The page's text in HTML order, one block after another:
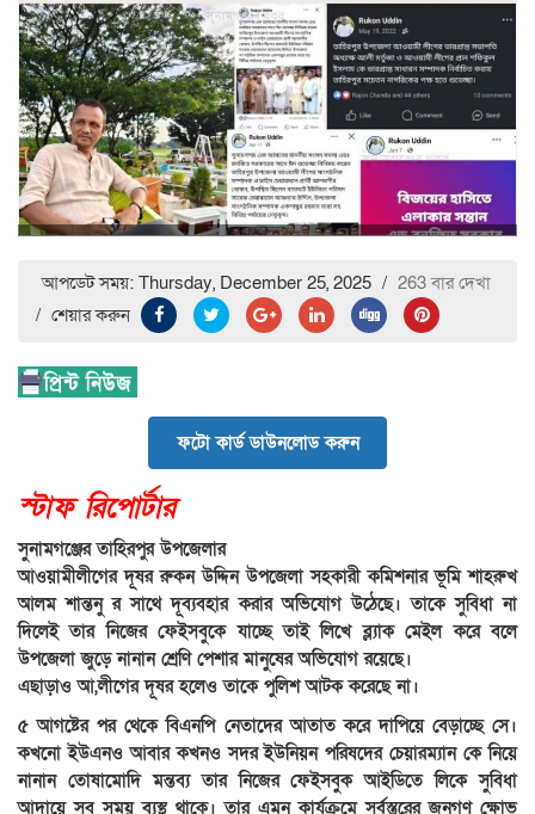
আপডেট সময়: Thursday, December 25, 2025 / 263 বার দেখা
/ শেয়ার করুন
ফটো কার্ড ডাউনলোড করুন
স্টাফ রিপোর্টার
সুনামগঞ্জের তাহিরপুর উপজেলার
আওয়ামীলীগের দূষর রুকন উদ্দিন উপজেলা সহকারী কমিশনার ভূমি শাহরুখ
আলম শান্তনু র সাথে দূব্যবহার করার অভিযোগ উঠেছে। তাকে সুবিধা না
দিলেই তার নিজের ফেইসবুকে যাচ্ছে তাই লিখে ব্ল্যাক মেইল করে বলে
উপজেলা জুড়ে নানান শ্রেণি পেশার মানুষের অভিযোগ রয়েছে।
এছাড়াও আ,লীগের দূষর হলেও তাকে পুলিশ আটক করেছে না।
৫ আগষ্টের পর থেকে বিএনপি নেতাদের আতাত করে দাপিয়ে বেড়াচ্ছে সে।
কখনো ইউএনও আবার কখনও সদর ইউনিয়ন পরিষদের চেয়ারম্যান কে নিয়ে
নানান তোষামোদি মন্তব্য তার নিজের ফেইসবুক আইডিতে লিকে সুবিধা
আদায়ে সব সময় ব্যস্থ থাকে। তার এমন কার্যক্রমে সর্বস্তরের জনগণ ক্ষোভ